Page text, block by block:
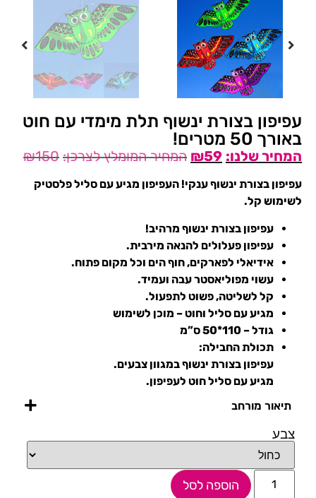
עפיפון בצורת ינשוף תלת מימדי עם חוט
באורך 50 מטרים!
₪150 ₪59
עפיפון בצורת ינשוף ענקי! העפיפון מגיע עם סליל פלסטיק
לשימוש קל.
עפיפון בצורת ינשוף מרהיב!
עפיפון פעלולים להנאה מירבית.
אידיאלי לפארקים, חוף הים וכל מקום פתוח.
עשוי מפוליאסטר עבה ועמיד.
קל לשליטה, פשוט לתפעול.
מגיע עם סליל וחוט – מוכן לשימוש
גודל – 110*50 ס”מ
תכולת החבילה:
עפיפון בצורת ינשוף במגוון צבעים.
מגיע עם סליל חוט לעפיפון.
תיאור מורחב
צבע
הוספה לסל